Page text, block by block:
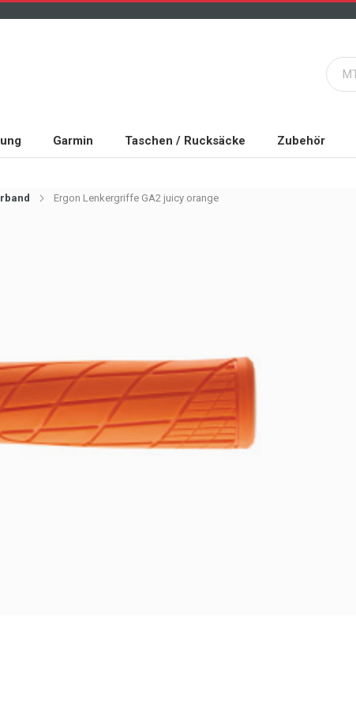
Garmin Taschen / Rucksäcke Zubehör
Ergon Lenkergriffe GA2 juicy orange